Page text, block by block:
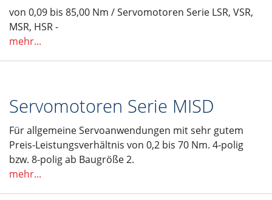
von 0,09 bis 85,00 Nm / Servomotoren Serie LSR, VSR,
MSR, HSR -
mehr...
Servomotoren Serie MISD
Für allgemeine Servoanwendungen mit sehr gutem
Preis-Leistungsverhältnis von 0,2 bis 70 Nm. 4-polig
bzw. 8-polig ab Baugröße 2.
mehr...